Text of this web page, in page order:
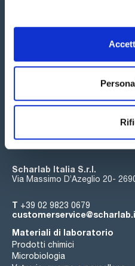
Iscriviti alla Newsletter
Scharlab Italia S.r.l.
Via Massimo D’Azeglio 20-
T +39 02 9823 0679
Materiali di laboratorio
Prodotti chimici
Microbiologia